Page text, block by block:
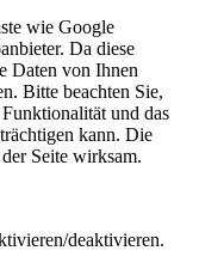
wie Google
Da diese
Daten von Ihnen
Bitte beachten Sie,
und das
kann. Die
Seite wirksam.
deaktivieren.